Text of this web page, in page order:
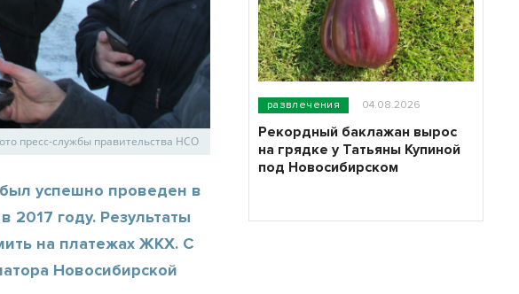
пресс-службы правительства НСО
успешно проведен в
2017 году. Результаты
на платежах ЖКХ. С
Новосибирской
развлечения 04.08.2026
Рекордный баклажан вырос
на грядке у Татьяны Купиной
под Новосибирском